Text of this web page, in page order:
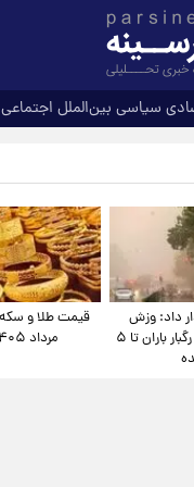
سیاسی بین‌الملل اجتماعی
داد: وزش
تندباد، گردوخاک و رگبار باران تا ۵
مرداد ۱۴۰۵ +جدول